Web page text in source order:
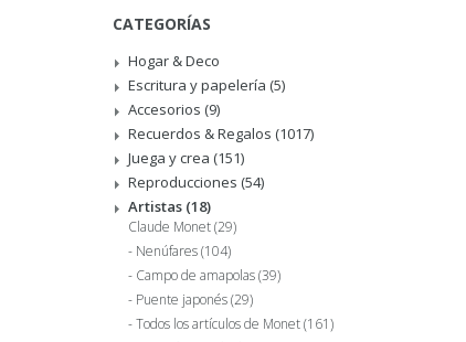
CATEGORÍAS
Hogar & Deco
Escritura y papelería (5)
Accesorios (9)
Recuerdos & Regalos (1017)
Juega y crea (151)
Reproducciones (54)
Artistas (18)
Claude Monet(29)
Nenúfares(104)
Campo de amapolas(39)
Puente japonés(29)
Todos los artículos de Monet(161)